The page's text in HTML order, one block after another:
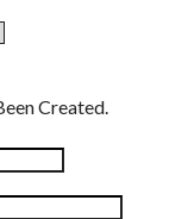
Created.